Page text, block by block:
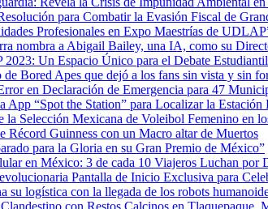
para Combatir la Evasión Fiscal de
Profesionales en Expo Maestrías de
nombra a Abigail Bailey, una IA, como su
Un Espacio Único para el Debate Estudiantil
de Bored Apes que dejó a los fans sin vista y sin
en Declaración de Emergencia para 47
App “Spot the Station” para Localizar la Estación
Selección Mexicana de Voleibol Femenino en
Récord Guinness con un Macro altar de Muertos
para la Gloria en su Gran Premio de México”
en México: 3 de cada 10 Viajeros Luchan por
Pantalla de Inicio Exclusiva para
su logística con la llegada de los robots
con Restos Calcinos en Tlaquepaque,